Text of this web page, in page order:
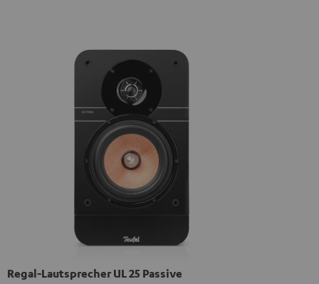
Regal-Lautsprecher UL 25 Passive